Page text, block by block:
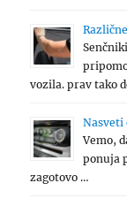
vozila. prav tako
Nasveti
Vemo,
ponuja
zagotovo …